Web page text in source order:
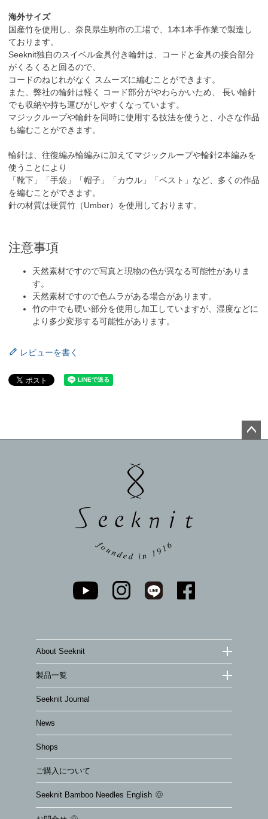
海外サイズ
国産竹を使用し、奈良県生駒市の工場で、1本1本手作業で製造し
ております。
Seeknit独自のスイベル金具付き輪針は、コードと金具の接合部分
がくるくると回るので、
コードのねじれがなく スムーズに編むことができます。
また、弊社の輪針は軽く コード部分がやわらかいため、 長い輪針
でも収納や持ち運びがしやすくなっています。
マジックループや輪針を同時に使用する技法を使うと、小さな作品
も編むことができます。
輪針は、往復編み輪編みに加えてマジックループや輪針2本編みを
使うことにより
「靴下」「手袋」「帽子」「カウル」「ベスト」など、多くの作品
を編むことができます。
針の材質は硬質竹（Umber）を使用しております。
注意事項
天然素材ですので写真と現物の色が異なる可能性がありま
す。
天然素材ですので色ムラがある場合があります。
竹の中でも硬い部分を使用し加工していますが、湿度などに
より多少変形する可能性があります。
レビューを書く
About Seeknit
製品一覧
Seeknit Journal
News
Shops
ご購入について
Seeknit Bamboo Needles English